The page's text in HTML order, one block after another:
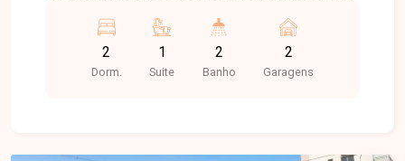
campus da UFU, uma vasta rede de comércios,
supermercados, farmácias, restaurantes e
variadas opções de serviços. Além do fácil
2
Dorm.
1
Suite
2
Banho
2
Garagens